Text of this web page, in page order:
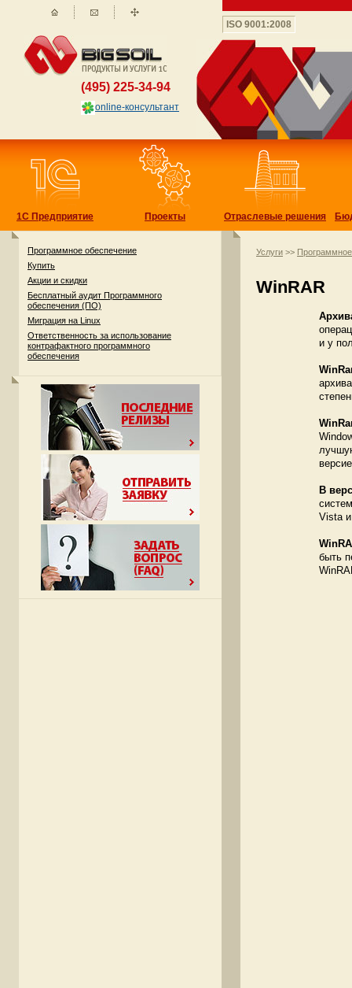
1С Предприятие Проекты Отраслевые решения
Программное обеспечение
Купить
Акции и скидки
Бесплатный аудит Программного
обеспечения (ПО)
Миграция на Linux
Ответственность за использование
контрафактного программного
обеспечения
Услуги >>
WinRAR
и у
В
Vista
быть
(495) 225-34-94
online-консультант
ISO 9001:2008